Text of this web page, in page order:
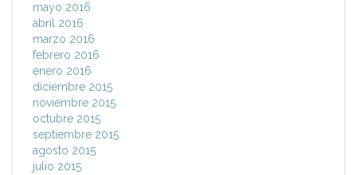
mayo 2016
abril 2016
marzo 2016
febrero 2016
enero 2016
diciembre 2015
noviembre 2015
octubre 2015
septiembre 2015
agosto 2015
julio 2015